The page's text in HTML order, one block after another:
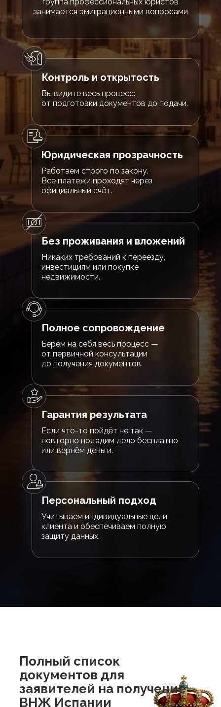
занимается эмиграционными вопросами
Вы видите весь процесс:
от подготовки документов до подачи.
Контроль и открытость
Работаем строго по закону.
Все платежи проходят через
официальный счёт.
Юридическая прозрачность
Никаких требований к переезду,
инвестициям или покупке
недвижимости.
Без проживания и вложений
Берём на себя весь процесс —
от первичной консультации
до получения документов.
Полное сопровождение
Если что-то пойдёт не так —
повторно подадим дело бесплатно
или вернём деньги.
Гарантия результата
Учитываем индивидуальные цели
клиента и обеспечиваем полную
защиту данных.
Персональный подход
Полный список
документов для
заявителей на получение
ВНЖ Испании